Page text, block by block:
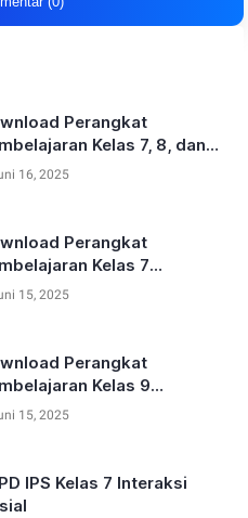
Perangkat
Kelas 7, 8, dan
Tahun 2025/2026
16, 2025
Perangkat
Kelas 7
Merdeka Lengkap
15, 2025
Perangkat
Kelas 9
Merdeka Lengkap
15, 2025
IPS Kelas 7 Interaksi